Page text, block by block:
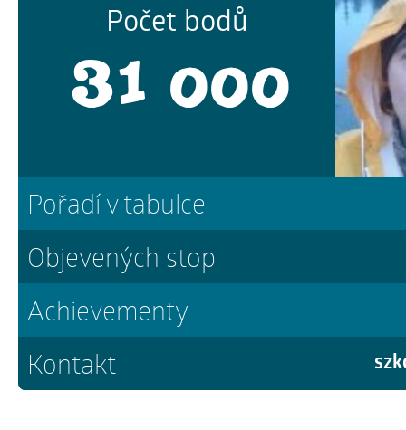
Počet bodů
31 000
Pořadí v tabulce
Objevených stop
Achievementy
Kontakt